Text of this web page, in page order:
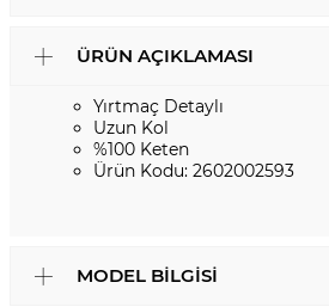
ÜRÜN AÇIKLAMASI
Yırtmaç Detaylı
Uzun Kol
%100 Keten
Ürün Kodu: 2602002593
MODEL BILGISI